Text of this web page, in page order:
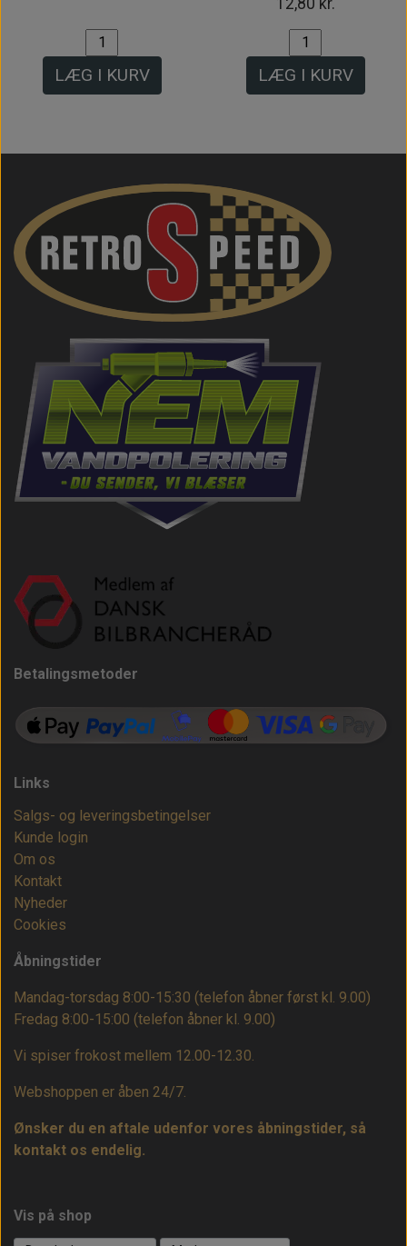
LÆG I KURV LÆG I KURV
Betalingsmetoder
Links
Salgs- og leveringsbetingelser
Kunde login
Om os
Kontakt
Nyheder
Cookies
Åbningstider
Mandag-torsdag 8:00-15:30 (telefon åbner først kl. 9.00)
Fredag 8:00-15:00 (telefon åbner kl. 9.00)
Vi spiser frokost mellem 12.00-12.30.
Webshoppen er åben 24/7.
Ønsker du en aftale udenfor vores åbningstider, så
kontakt os endelig.
Vis på shop